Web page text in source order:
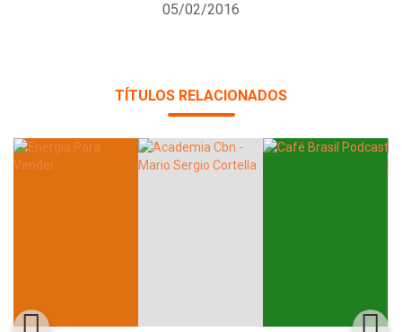
05/02/2016
TÍTULOS RELACIONADOS